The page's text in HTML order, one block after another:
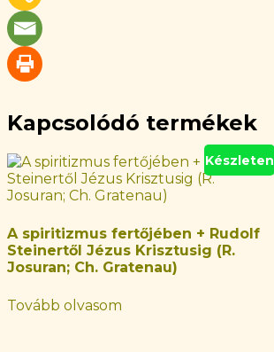
Kapcsolódó termékek
Készleten
A spiritizmus fertőjében + Rudolf
Steinertől Jézus Krisztusig (R.
Josuran; Ch. Gratenau)
Tovább olvasom